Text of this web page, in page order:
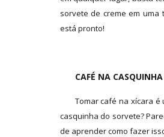
sorvete de creme em uma
está pronto!
CAFÉ NA
Tomar café na xícara
casquinha do sorvete?
de aprender como fazer